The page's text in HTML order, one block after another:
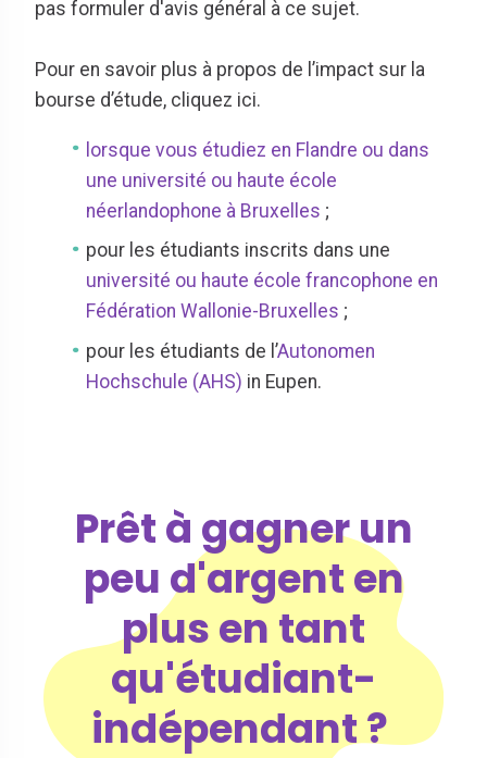
pas formuler d'avis général à ce sujet.
Pour en savoir plus à propos de l’impact sur la
bourse d’étude, cliquez ici.
lorsque vous étudiez en Flandre ou dans
une université ou haute école
néerlandophone à Bruxelles ;
pour les étudiants inscrits dans une
université ou haute école francophone en
Fédération Wallonie-Bruxelles ;
pour les étudiants de l’Autonomen
Hochschule (AHS) in Eupen.
Prêt à gagner un
peu d'argent en
plus en tant
qu'étudiant-
indépendant ?